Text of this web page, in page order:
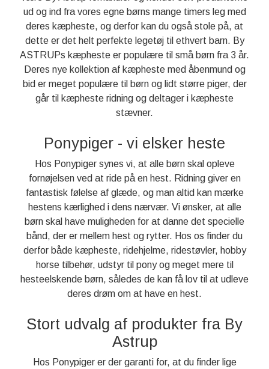
ud og ind fra vores egne børns mange timers leg med
deres kæpheste, og derfor kan du også stole på, at
dette er det helt perfekte legetøj til ethvert barn. By
ASTRUPs kæpheste er populære til små børn fra 3 år.
Deres nye kollektion af kæpheste med åbenmund og
bid er meget populære til børn og lidt større piger, der
går til kæpheste ridning og deltager i kæpheste
stævner.
Ponypiger - vi elsker heste
Hos Ponypiger synes vi, at alle børn skal opleve
fornøjelsen ved at ride på en hest. Ridning giver en
fantastisk følelse af glæde, og man altid kan mærke
hestens kærlighed i dens nærvær. Vi ønsker, at alle
børn skal have muligheden for at danne det specielle
bånd, der er mellem hest og rytter. Hos os finder du
derfor både kæpheste, ridehjelme, ridestøvler, hobby
horse tilbehør, udstyr til pony og meget mere til
hesteelskende børn, således de kan få lov til at udleve
deres drøm om at have en hest.
Stort udvalg af produkter fra By
Astrup
Hos Ponypiger er der garanti for, at du finder lige